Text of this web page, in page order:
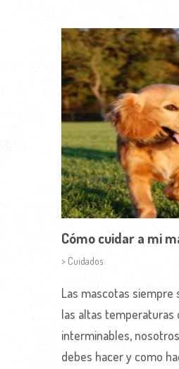
Cómo cuidar a mi
> Cuidados
Las mascotas siempre
las altas temperaturas
interminables,
debes hacer y como